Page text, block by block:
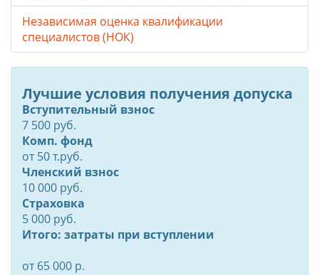
Независимая оценка квалификации
специалистов (НОК)
Лучшие условия получения допуска
Вступительный взнос
7 500 руб.
Комп. фонд
от50т.руб.
Членский взнос
10 000 руб.
Страховка
5 000 руб.
Итого: затраты при вступлении
от 65 000 р.